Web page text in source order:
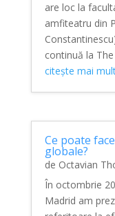
are loc la
amfiteatru din
continuă la
citește mai
Ce poate
globale?
de Octavian
În octombrie
Madrid am